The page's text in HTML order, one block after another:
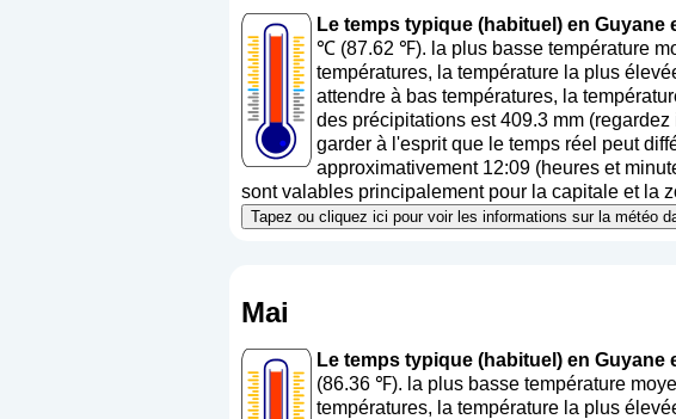
Le temps typique (habituel) en Guyane
℃ (87.62 ℉). la plus basse température
températures, la température la plus
attendre à bas températures, la
des précipitations est 409.3 mm (regardez
garder à l'esprit que le temps réel peut
approximativement 12:09 (heures et
sont valables principalement pour la capitale et la
Tapez ou cliquez ici pour voir les informations sur la météo
Mai
Le temps typique (habituel) en Guyane
(86.36 ℉). la plus basse température
températures, la température la plus